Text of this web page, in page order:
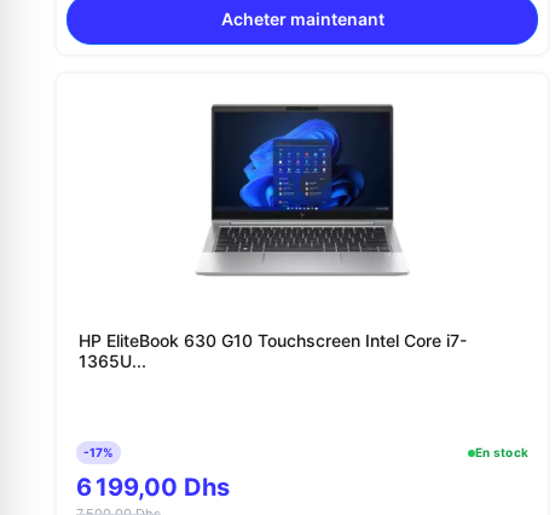
Acheter maintenant
HP EliteBook 630 G10 Touchscreen Intel Core i7-
1365U...
-17% En stock
6 199,00 Dhs